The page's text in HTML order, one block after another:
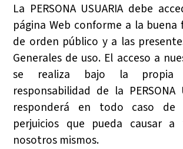
La PERSONA USUARIA debe
página Web conforme a la buena
de orden público y a las
Generales de uso. El acceso a
se realiza bajo la propia
responsabilidad de la PERSONA
responderá en todo caso
perjuicios que pueda causar
nosotros mismos.